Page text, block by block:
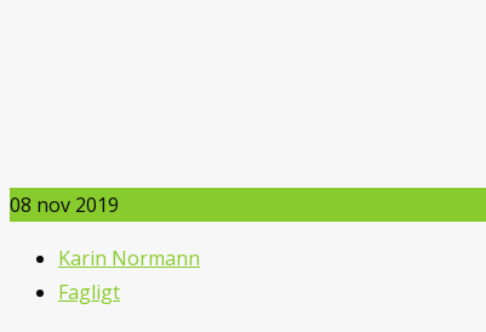
08 nov 2019
Karin Normann
Fagligt